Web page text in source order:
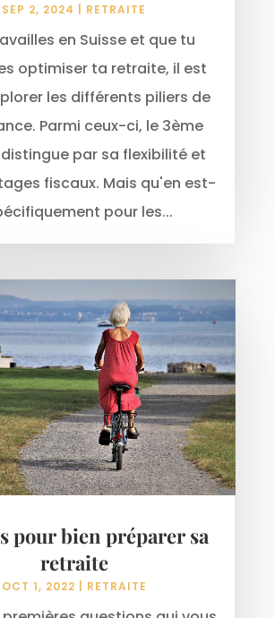
SEP 2, 2024 RETRAITE
en Suisse et que tu
optimiser ta retraite, il est
les différents piliers de
Parmi ceux-ci, le 3ème
par sa flexibilité et
fiscaux. Mais qu'en est-
pour les...
pour bien préparer sa
retraite
OCT 1, 2022 RETRAITE